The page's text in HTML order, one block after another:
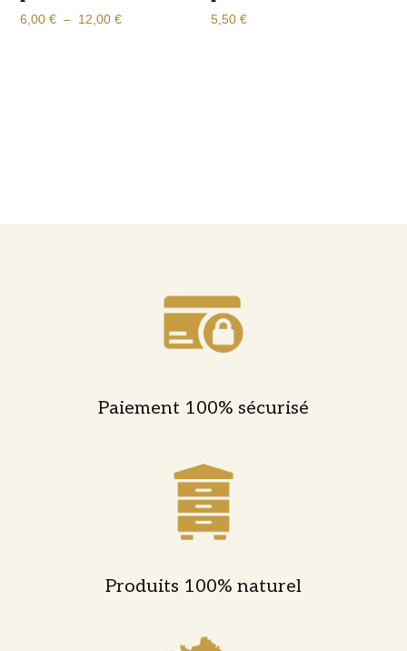
6,00€ – 12,00€Plage
5,50€
Paiement 100% sécurisé
Produits 100% naturel